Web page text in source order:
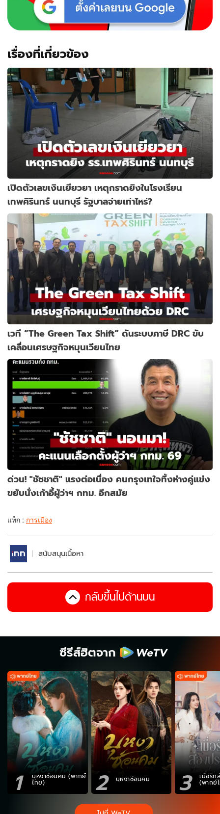
เรื่องที่เกี่ยวข้อง
เปิดตัวเลขเงินเยียวยา เหตุกราดยิงในโรงเรียน
เทพศิรินทร์ นนทบุรี รัฐบาลจ่ายเท่าไหร่?
เวที “The Green Tax Shift” ดันระบบภาษี DRC ขับ
เคลื่อนเศรษฐกิจหมุนเวียนไทย
ด่วน! "ชัชชาติ" แรงต่อเนื่อง คนกรุงเทใจทิ้งห่างคู่แข่ง
ขยับนั่งเก้าอี้ผู้ว่าฯ กทม. อีกสมัย
แท็ก : การเมือง
สนับสนุนเนื้อหา
กลับขึ้นไปด้านบน
ซีรีส์ฮิตจาก
1 บุหงาซ่อนคม (พากย์
ไทย) 2 บุหงาซ่อนคม 3 เมื่อรัก
(พากย์